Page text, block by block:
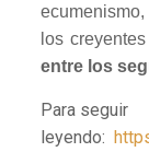
los
entre los
Para seguir
leyendo: